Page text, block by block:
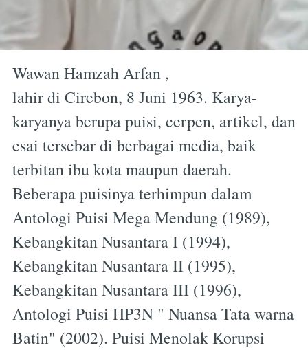
Wawan Hamzah Arfan ,
lahir di Cirebon, 8 Juni 1963. Karya-
karyanya berupa puisi, cerpen, artikel, dan
esai tersebar di berbagai media, baik
terbitan ibu kota maupun daerah.
Beberapa puisinya terhimpun dalam
Antologi Puisi Mega Mendung (1989),
Kebangkitan Nusantara I (1994),
Kebangkitan Nusantara II (1995),
Kebangkitan Nusantara III (1996),
Antologi Puisi HP3N " Nuansa Tata warna
Batin" (2002). Puisi Menolak Korupsi